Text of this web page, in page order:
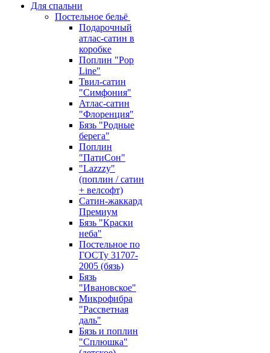
Для спальни
Постельное бельё
Подарочный
атлас-сатин в
коробке
Поплин "Pop
Line"
Твил-сатин
"Симфония"
Атлас-сатин
"Флоренция"
Бязь "Родные
берега"
Поплин
"ПатиСон"
"Lazzzy"
(поплин / сатин
+ велсофт)
Сатин-жаккард
Премиум
Бязь "Краски
неба"
Постельное по
ГОСТу 31707-
2005 (бязь)
Бязь
"Ивановское"
Микрофибра
"Рассветная
даль"
Бязь и поплин
"Сплюшка"